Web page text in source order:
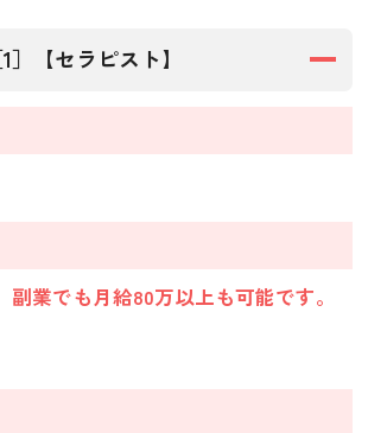
］【セラピスト】
副業でも月給80万以上も可能です。